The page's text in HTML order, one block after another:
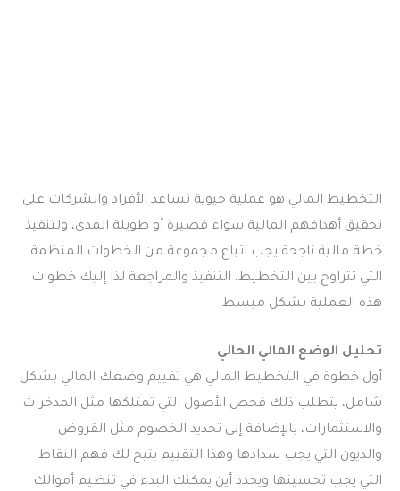
التخطيط المالي هو عملية حيوية تساعد الأفراد والشركات على
تحقيق أهدافهم المالية سواء قصيرة أو طويلة المدى، ولتنفيذ
خطة مالية ناجحة يجب اتباع مجموعة من الخطوات المنظمة
التي تتراوح بين التخطيط، التنفيذ والمراجعة لذا إليك خطوات
هذه العملية بشكل مبسط:
تحليل الوضع المالي الحالي
أول خطوة في التخطيط المالي هي تقييم وضعك المالي بشكل
شامل، يتطلب ذلك فحص الأصول التي تمتلكها مثل المدخرات
والاستثمارات، بالإضافة إلى تحديد الخصوم مثل القروض
والديون التي يجب سدادها وهذا التقييم يتيح لك فهم النقاط
التي يجب تحسينها ويحدد أين يمكنك البدء في تنظيم أموالك